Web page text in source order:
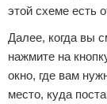
этой схеме есть
Далее, когда вы
нажмите на
окно, где вам
место, куда